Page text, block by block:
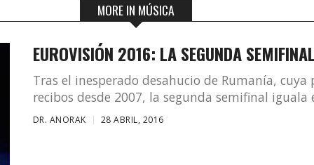
MORE IN MÚSICA
EUROVISIÓN 2016: LA SEGUNDA
Tras el inesperado desahucio de Rumanía,
recibos desde 2007, la segunda semifinal
DR. ANORAK 28 ABRIL, 2016